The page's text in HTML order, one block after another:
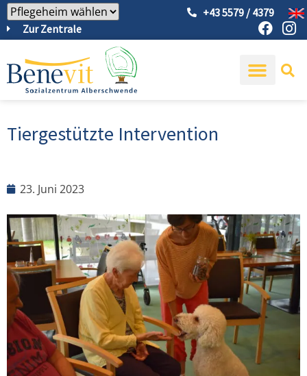
Zur Zentrale
+43 5579 / 4379
Tiergestützte Intervention
23. Juni 2023